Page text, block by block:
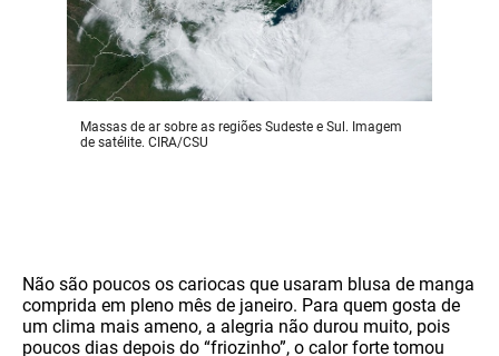
Massas de ar sobre as regiões Sudeste e Sul. Imagem
de satélite. CIRA/CSU
Não são poucos os cariocas que usaram blusa de manga
comprida em pleno mês de janeiro. Para quem gosta de
um clima mais ameno, a alegria não durou muito, pois
poucos dias depois do “friozinho”, o calor forte tomou